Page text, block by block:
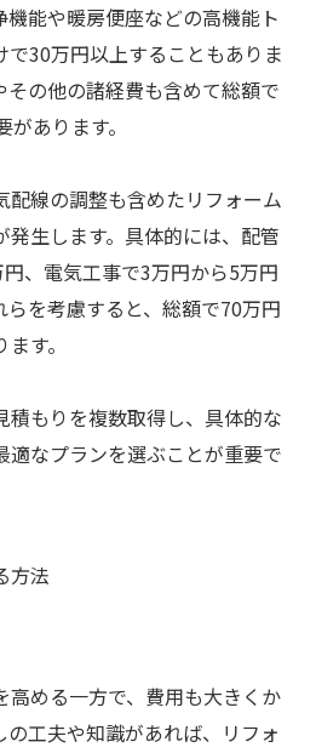
能や暖房便座などの高機能ト
で30万円以上することもありま
その他の諸経費も含めて総額で
あります。
配線の調整も含めたリフォーム
発生します。具体的には、配管
、電気工事で3万円から5万円
を考慮すると、総額で70万円
す。
積もりを複数取得し、具体的な
適なプランを選ぶことが重要で
方法
高める一方で、費用も大きくか
工夫や知識があれば、リフォ